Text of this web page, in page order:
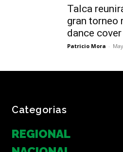
Talca
gran torneo
dance cover
Patricio Mora -
Categorias
REGIONAL